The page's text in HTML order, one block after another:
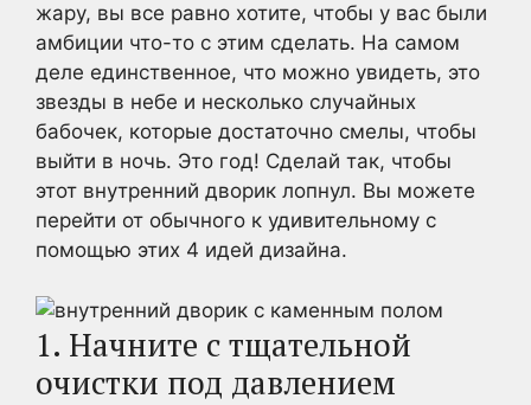
жару, вы все равно хотите, чтобы у вас были
амбиции что-то с этим сделать. На самом
деле единственное, что можно увидеть, это
звезды в небе и несколько случайных
бабочек, которые достаточно смелы, чтобы
выйти в ночь. Это год! Сделай так, чтобы
этот внутренний дворик лопнул. Вы можете
перейти от обычного к удивительному с
помощью этих 4 идей дизайна.
1. Начните с тщательной
очистки под давлением